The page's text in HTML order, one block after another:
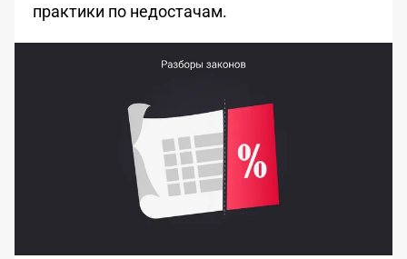
практики по недостачам.